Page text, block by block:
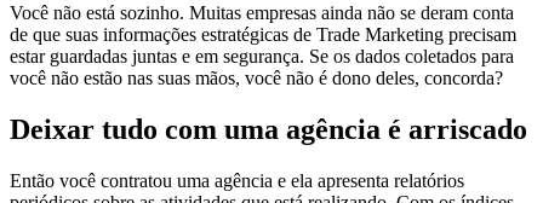
Você não está sozinho. Muitas empresas ainda não se deram conta
de que suas informações estratégicas de Trade Marketing precisam
estar guardadas juntas e em segurança. Se os dados coletados para
você não estão nas suas mãos, você não é dono deles, concorda?
Deixar tudo com uma agência é arriscado
Então você contratou uma agência e ela apresenta relatórios